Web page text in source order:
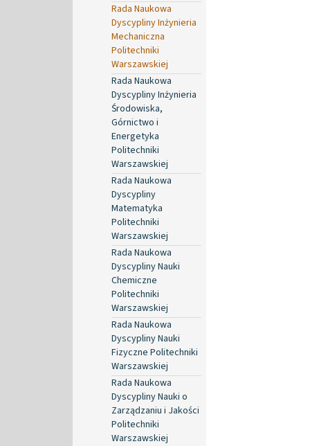
Rada Naukowa
Dyscypliny Inżynieria
Mechaniczna
Politechniki
Warszawskiej
Rada Naukowa
Dyscypliny Inżynieria
Środowiska,
Górnictwo i
Energetyka
Politechniki
Warszawskiej
Rada Naukowa
Dyscypliny
Matematyka
Politechniki
Warszawskiej
Rada Naukowa
Dyscypliny Nauki
Chemiczne
Politechniki
Warszawskiej
Rada Naukowa
Dyscypliny Nauki
Fizyczne Politechniki
Warszawskiej
Rada Naukowa
Dyscypliny Nauki o
Zarządzaniu i Jakości
Politechniki
Warszawskiej